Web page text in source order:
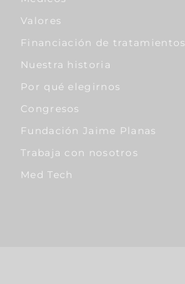
Valores
Financiación de tratamientos
Nuestra historia
Por qué elegirnos
Congresos
Fundación Jaime Planas
Trabaja con nosotros
Med Tech